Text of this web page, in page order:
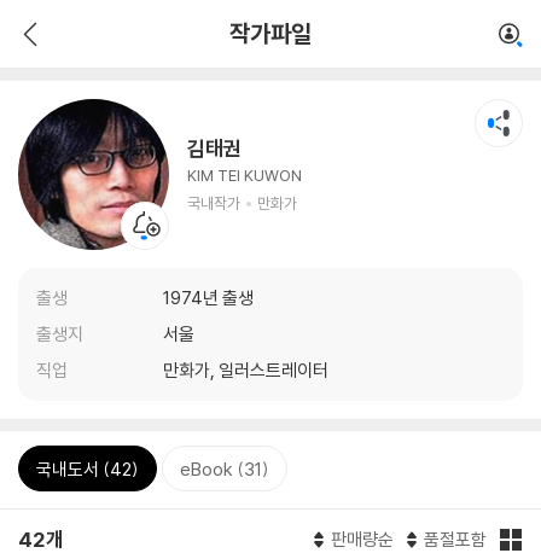
작가파일
김태권
KIM TEI KUWON
국내작가
만화가
출생
1974년 출생
출생지
서울
직업
만화가, 일러스트레이터
국내도서 (42) eBook (31)
42개 판매량순 품절포함